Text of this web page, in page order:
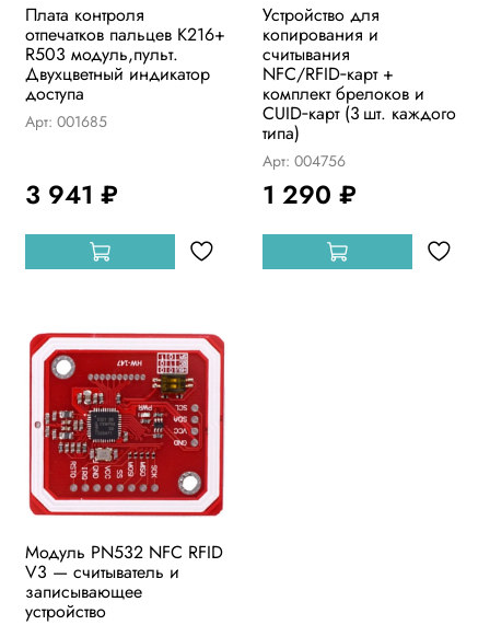
Плата контроля
отпечатков пальцев К216+
R503 модуль,пульт.
Двухцветный индикатор
доступа
Арт: 001685
3 941 ₽
Устройство для
копирования и
считывания
NFC/RFID‑карт +
комплект брелоков и
CUID‑карт (3 шт. каждого
типа)
Арт: 004756
1 290 ₽
Модуль PN532 NFC RFID
V3 — считыватель и
записывающее
устройство